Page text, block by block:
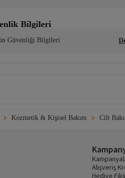
Bilgileri
Güvenliği Bilgileri
Kozmetik & Kişisel Bakım Cilt
Alışveriş
Hediye